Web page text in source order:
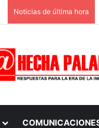
Noticias de última hora